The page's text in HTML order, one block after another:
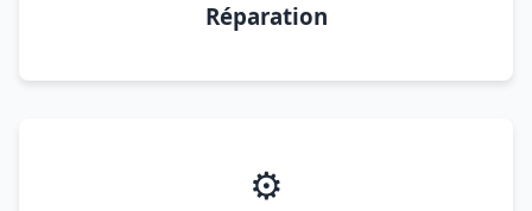
Réparation
⚙️